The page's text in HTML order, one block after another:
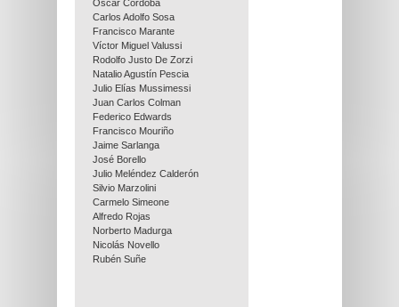
Oscar Córdoba
Carlos Adolfo Sosa
Francisco Marante
Víctor Miguel Valussi
Rodolfo Justo De Zorzi
Natalio Agustín Pescia
Julio Elías Mussimessi
Juan Carlos Colman
Federico Edwards
Francisco Mouriño
Jaime Sarlanga
José Borello
Julio Meléndez Calderón
Silvio Marzolini
Carmelo Simeone
Alfredo Rojas
Norberto Madurga
Nicolás Novello
Rubén Suñe